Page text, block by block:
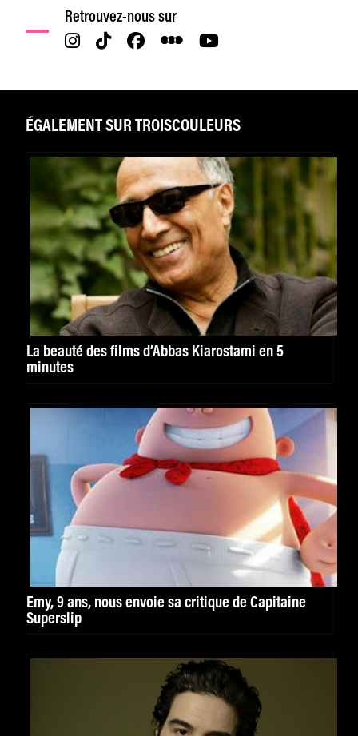
Retrouvez-nous sur
ÉGALEMENT SUR TROISCOULEURS
La beauté des films d’Abbas Kiarostami en 5
minutes
Emy, 9 ans, nous envoie sa critique de Capitaine
Superslip